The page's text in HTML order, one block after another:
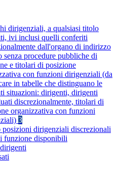
dirigenziali, a qualsiasi titolo
ivi inclusi quelli conferiti
dall'organo di indirizzo
senza procedure pubbliche di
e titolari di posizione
con funzioni dirigenziali (da
in tabelle che distinguano le
situazioni: dirigenti, dirigenti
discrezionalmente, titolari di
organizzativa con funzioni
3
posizioni dirigenziali discrezionali
funzione disponibili